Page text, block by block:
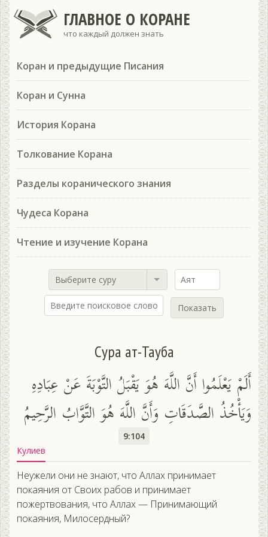
ГЛАВНОЕ О КОРАНЕ
что каждый должен знать
Коран и предыдущие Писания
Коран и Сунна
История Корана
Толкование Корана
Разделы коранического знания
Чудеса Корана
Чтение и изучение Корана
Выберите суру
Показать
Сура ат-Тауба
أَلَمْ يَعْلَمُوا أَنَّ اللَّهَ هُوَ يَقْبَلُ التَّوْبَةَ عَنْ عِبَادِهِ
وَيَأْخُذُ الصَّدَقَاتِ وَأَنَّ اللَّهَ هُوَ التَّوَّابُ الرَّحِيمُ
9:104
Кулиев
Неужели они не знают, что Аллах принимает
покаяния от Своих рабов и принимает
пожертвования, что Аллах — Принимающий
покаяния, Милосердный?